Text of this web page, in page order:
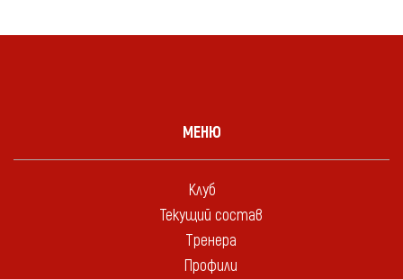
МЕНЮ
Клуб
Текущий состав
Тренера
Профили